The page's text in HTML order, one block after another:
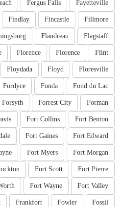
Fayetteville
Fergus Falls
Fillmore
Fincastle
Findlay
Flagstaff
Flandreau
Flint
Florence
Florence
Floresville
Floyd
Floydada
Fond du Lac
Fonda
Fordyce
Forman
Forrest City
Forsyth
Fort Benton
Fort Collins
Fort Edward
Fort Gaines
Fort Morgan
Fort Myers
Fort Pierre
Fort Scott
Fort Valley
Fort Wayne
Fossil
Fowler
Frankfort